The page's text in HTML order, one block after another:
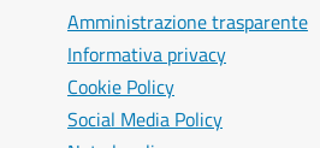
Amministrazione trasparente
Informativa privacy
Cookie Policy
Social Media Policy